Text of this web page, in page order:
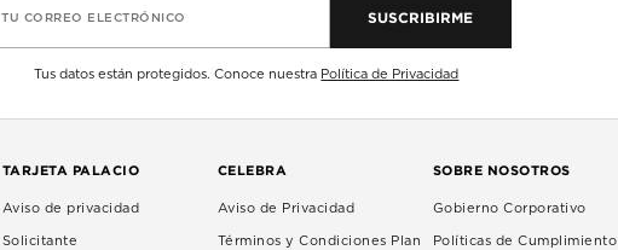
TU CORREO ELECTRÓNICO SUSCRIBIRME
Tus datos están protegidos. Conoce nuestra Política de Privacidad
TARJETA PALACIO
Aviso de privacidad
Solicitante
CELEBRA
Aviso de Privacidad
Términos y Condiciones Plan
SOBRE NOSOTROS
Gobierno Corporativo
Políticas de Cumplimiento